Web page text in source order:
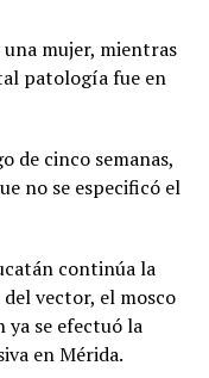
mujer, mientras
patología fue en
de cinco semanas,
no se especificó el
continúa la
vector, el mosco
ya se efectuó la
en Mérida.